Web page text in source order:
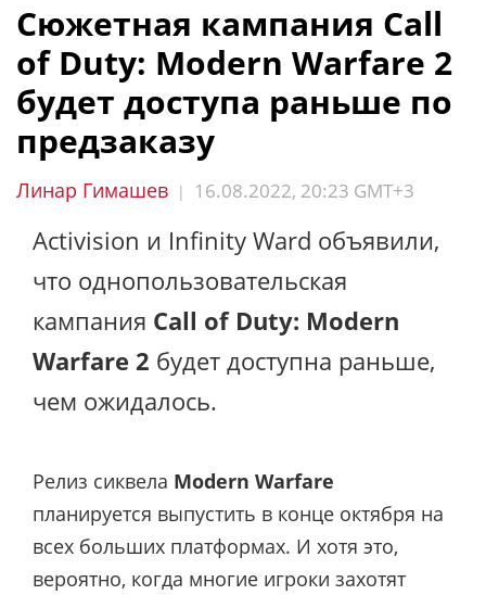
Сюжетная кампания Call
of Duty: Modern Warfare 2
будет доступа раньше по
предзаказу
Линар Гимашев | 16.08.2022, 20:23 GMT+3
Activision и Infinity Ward объявили,
что однопользовательская
кампания Call of Duty: Modern
Warfare 2 будет доступна раньше,
чем ожидалось.
Релиз сиквела Modern Warfare
планируется выпустить в конце октября на
всех больших платформах. И хотя это,
вероятно, когда многие игроки захотят